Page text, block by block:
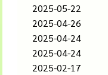
2025-05-22
2025-04-26
2025-04-24
2025-04-24
2025-02-17